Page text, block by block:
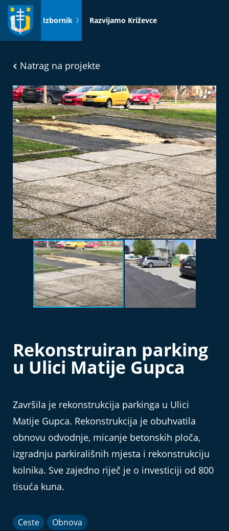
Idi
sadržaj
Izbornik Razvijamo Križevce
Natrag na projekte
Rekonstruiran parking
u Ulici Matije Gupca
Završila je rekonstrukcija parkinga u Ulici
Matije Gupca. Rekonstrukcija je obuhvatila
obnovu odvodnje, micanje betonskih ploča,
izgradnju parkirališnih mjesta i rekonstrukciju
kolnika. Sve zajedno riječ je o investiciji od 800
tisuća kuna.
Ceste Obnova